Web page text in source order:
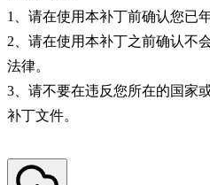
1、请在使用本补丁前确认您已年
2、请在使用本补丁之前确认不
法律。
3、请不要在违反您所在的国家
补丁文件。